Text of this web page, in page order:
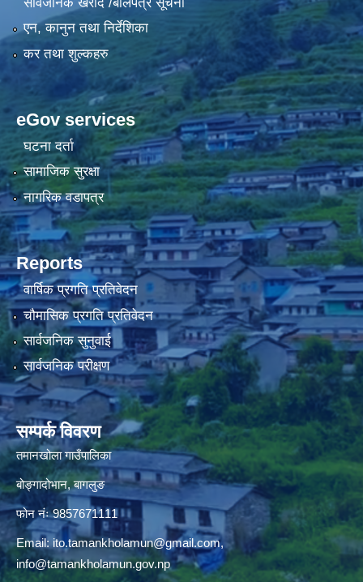
एन, कानुन तथा निर्देशिका
कर तथा शुल्कहरु
eGov services
घटना दर्ता
सामाजिक सुरक्षा
नागरिक वडापत्र
Reports
वार्षिक प्रगति प्रतिवेदन
चौमासिक प्रगति प्रतिवेदन
सार्वजनिक सुनुवाई
सार्वजनिक परीक्षण
सम्पर्क विवरण
तमानखोला गाउँपालिका
बोङ्गादोभान, बागलुङ
फोन नंः 9857671111
Email: ito.tamankholamun@gmail.com,
info@tamankholamun.gov.np